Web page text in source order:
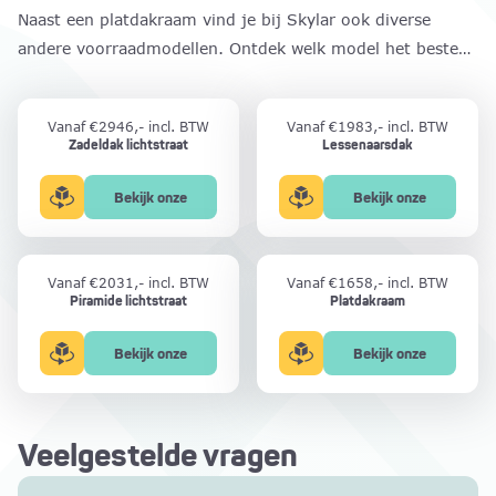
Profielkleuren: 9010 wit, 7016 antraciet, 9005 zwart
Stroomvoorbereiding voor zonwering
Naast een platdakraam vind je bij Skylar ook diverse
andere voorraadmodellen. Ontdek welk model het beste
Vanaf €2946,- incl. BTW
Zadeldak lichtstraat
Bekijk onze
voorraad
Vanaf €1983,- incl. BTW
Lessenaarsdak
Bekijk onze
voorraad
Vanaf €2031,- incl. BTW
Piramide lichtstraat
Bekijk onze
voorraad
Vanaf €1658,- incl. BTW
Platdakraam
Bekijk onze
voorraad
Veelgestelde vragen